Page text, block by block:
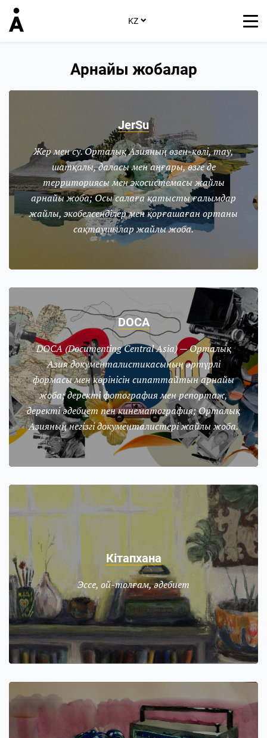
KZ
Арнайы жобалар
JerSu
Жер мен су. Орталық Азияның өзен-көлі, тау,
шатқалы, даласы мен аңғары, өзге де
территориясы мен экосистемасы жайлы
арнайы жоба; Осы салаға қатысты ғалымдар
жайлы, экобелсенділер мен қорғашаған ортаны
сақтаушылар жайлы жоба.
DOCA
DOCA (Doсumenting Central Asia) — Орталық
Азия документалистикасының әртүрлі
формасы мен көрінісін сипаттайтын арнайы
жоба; деректі фотография мен репортаж,
деректі әдебиет пен кинематография; Орталық
Азияның негізгі документалистері жайлы жоба.
Кітапхана
Эссе, ой-толғам, әдебиет